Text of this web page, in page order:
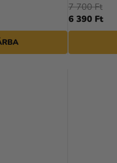
6 390 Ft
7 700 Ft